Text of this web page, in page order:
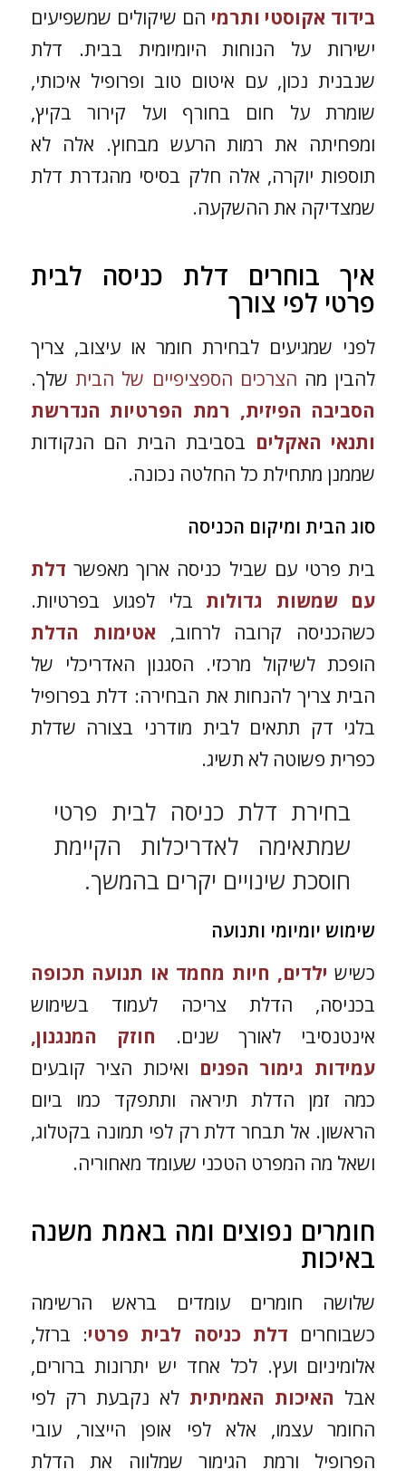
בידוד אקוסטי ותרמי הם שיקולים שמשפיעים
ישירות על הנוחות היומיומית בבית. דלת
שנבנית נכון, עם איטום טוב ופרופיל איכותי,
שומרת על חום בחורף ועל קירור בקיץ,
ומפחיתה את רמות הרעש מבחוץ. אלה לא
תוספות יוקרה, אלה חלק בסיסי מהגדרת דלת
שמצדיקה את ההשקעה.
איך בוחרים דלת כניסה לבית
פרטי לפי צורך
לפני שמגיעים לבחירת חומר או עיצוב, צריך
להבין מה הצרכים הספציפיים של הבית שלך.
הסביבה הפיזית, רמת הפרטיות הנדרשת
ותנאי האקלים בסביבת הבית הם הנקודות
שממנן מתחילת כל החלטה נכונה.
סוג הבית ומיקום הכניסה
בית פרטי עם שביל כניסה ארוך מאפשר דלת
עם שמשות גדולות בלי לפגוע בפרטיות.
כשהכניסה קרובה לרחוב,אטימות הדלת
הופכת לשיקול מרכזי. הסגנון האדריכלי של
הבית צריך להנחות את הבחירה: דלת בפרופיל
בלגי דק תתאים לבית מודרני בצורה שדלת
כפרית פשוטה לא תשיג.
בחירת דלת כניסה לבית פרטי
שמתאימה לאדריכלות הקיימת
חוסכת שינויים יקרים בהמשך.
שימוש יומיומי ותנועה
כשיש ילדים, חיות מחמד או תנועה תכופה
בכניסה, הדלת צריכה לעמוד בשימוש
אינטנסיבי לאורך שנים. חוזק המנגנון,
עמידות גימור הפנים ואיכות הציר קובעים
כמה זמן הדלת תיראה ותתפקד כמו ביום
הראשון. אל תבחר דלת רק לפי תמונה בקטלוג,
ושאל מה המפרט הטכני שעומד מאחוריה.
חומרים נפוצים ומה באמת משנה
באיכות
שלושה חומרים עומדים בראש הרשימה
כשבוחרים דלת כניסה לבית פרטי: ברזל,
אלומיניום ועץ. לכל אחד יש יתרונות ברורים,
אבל האיכות האמיתית לא נקבעת רק לפי
החומר עצמו, אלא לפי אופן הייצור, עובי
הפרופיל ורמת הגימור שמלווה את הדלת